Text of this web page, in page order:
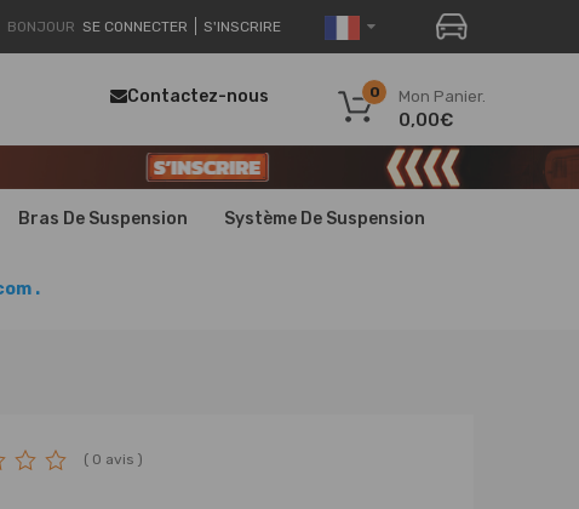
BONJOUR SE CONNECTER S'INSCRIRE
Mon Panier.
0
0,00€
Contactez-nous
Bras De Suspension Système De Suspension
.
( 0 avis )